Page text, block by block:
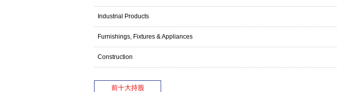
Industrial Products
Furnishings, Fixtures & Appliances
Construction
前十大持股